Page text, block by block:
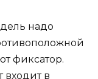
надо
фиксатор.
в